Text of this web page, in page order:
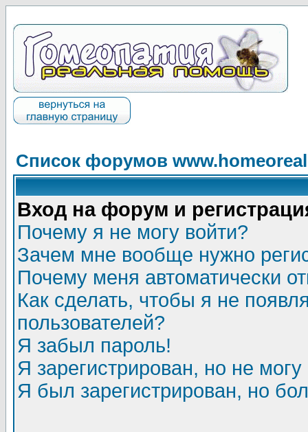
Список форумов
Вход на форум и
Почему я не могу войти?
Зачем мне вообще нужно
Почему меня автоматически
Как сделать, чтобы я не
пользователей?
Я забыл пароль!
Я зарегистрирован, но не могу
Я был зарегистрирован, но